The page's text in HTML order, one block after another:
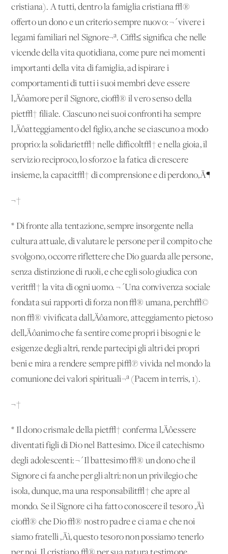
cristiana). A tutti, dentro la famiglia cristiana √®
offerto un dono e un criterio sempre nuovo: ¬´vivere i
legami familiari nel Signore¬ª. Ci√≤ significa che nelle
vicende della vita quotidiana, come pure nei momenti
importanti della vita di famiglia, ad ispirare i
comportamenti di tutti i suoi membri deve essere
l‚Äôamore per il Signore, cio√® il vero senso della
piet√† filiale. Ciascuno nei suoi confronti ha sempre
l‚Äôatteggiamento del figlio, anche se ciascuno a modo
proprio: la solidariet√† nelle difficolt√† e nella gioia, il
servizio reciproco, lo sforzo e la fatica di crescere
insieme, la capacit√† di comprensione e di perdono‚Ä¶
¬†
* Di fronte alla tentazione, sempre insorgente nella
cultura attuale, di valutare le persone per il compito che
svolgono, occorre riflettere che Dio guarda alle persone,
senza distinzione di ruoli, e che egli solo giudica con
verit√† la vita di ogni uomo. ¬´Una convivenza sociale
fondata sui rapporti di forza non √® umana, perch√©
non √® vivificata dall‚Äôamore, atteggiamento pietoso
dell‚Äôanimo che fa sentire come propri i bisogni e le
esigenze degli altri, rende partecipi gli altri dei propri
beni e mira a rendere sempre pi√π vivida nel mondo la
comunione dei valori spirituali¬ª (Pacem in terris, 1).
¬†
* Il dono crismale della piet√† conferma l‚Äôessere
diventati figli di Dio nel Battesimo. Dice il catechismo
degli adolescenti: ¬´Il battesimo √® un dono che il
Signore ci fa anche per gli altri: non un privilegio che
isola, dunque, ma una responsabilit√† che apre al
mondo. Se il Signore ci ha fatto conoscere il tesoro ‚Äì
cio√® che Dio √® nostro padre e ci ama e che noi
siamo fratelli ‚Äì, questo tesoro non possiamo tenerlo